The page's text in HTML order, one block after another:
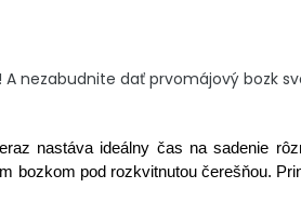
nezabudnite dať prvomájový bozk
nastáva ideálny čas na sadenie
bozkom pod rozkvitnutou čerešňou.